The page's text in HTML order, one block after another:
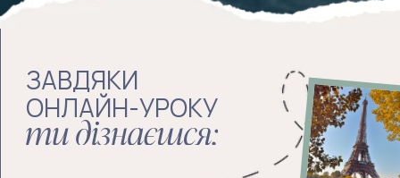
як швидко засвоювати матеріал без